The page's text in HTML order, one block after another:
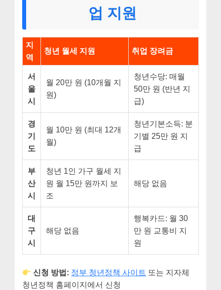
업 지원
지
역
청년 월세 지원 취업 장려금
서
울
시
월 20만 원 (10개월 지
원)
청년수당: 매월
50만 원 (반년 지
급)
경
기
도
월 10만 원 (최대 12개
월)
청년기본소득: 분
기별 25만 원 지
급
부
산
시
청년 1인 가구 월세 지
원 월 15만 원까지 보
조
해당 없음
대
구
시
해당 없음
행복카드: 월 30
만 원 교통비 지
원
신청 방법: 정부 청년정책 사이트 또는 지자체
청년정책 홈페이지에서 신청